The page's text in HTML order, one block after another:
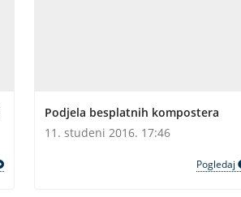
Podjela besplatnih kompostera
11. studeni 2016. 17:46
Pogledaj